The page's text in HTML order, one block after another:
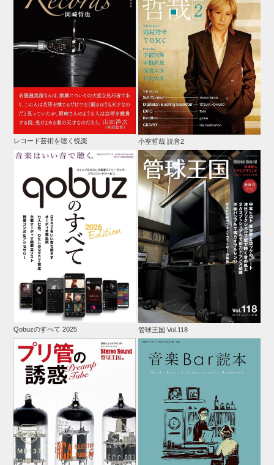
レコード芸術を聴く悦楽 小室哲哉 読音2
Qobuzのすべて 2025 管球王国 Vol.118